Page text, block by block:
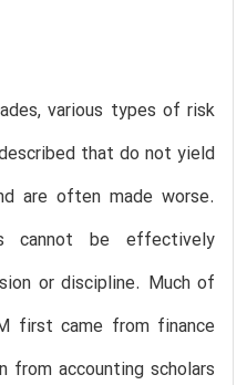
various types of risk
that do not yield
are often made worse.
cannot be effectively
or discipline. Much of
first came from finance
from accounting scholars